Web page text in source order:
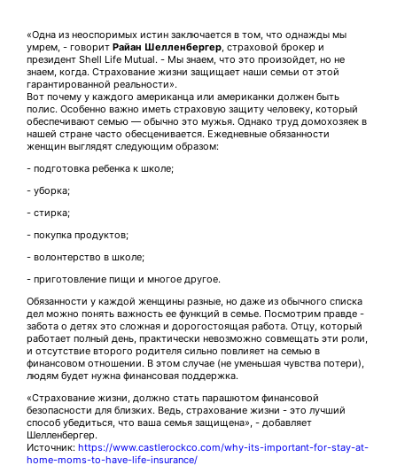
«Одна из неоспоримых истин заключается в том, что однажды мы
умрем, - говорит Райан Шелленбергер, страховой брокер и
президент Shell Life Mutual. - Мы знаем, что это произойдет, но не
знаем, когда. Страхование жизни защищает наши семьи от этой
гарантированной реальности».
Вот почему у каждого американца или американки должен быть
полис. Особенно важно иметь страховую защиту человеку, который
обеспечивают семью — обычно это мужья. Однако труд домохозяек в
нашей стране часто обесценивается. Ежедневные обязанности
женщин выглядят следующим образом:
- подготовка ребенка к школе;
- уборка;
- стирка;
- покупка продуктов;
- волонтерство в школе;
- приготовление пищи и многое другое.
Обязанности у каждой женщины разные, но даже из обычного списка
дел можно понять важность ее функций в семье. Посмотрим правде -
забота о детях это сложная и дорогостоящая работа. Отцу, который
работает полный день, практически невозможно совмещать эти роли,
и отсутствие второго родителя сильно повлияет на семью в
финансовом отношении. В этом случае (не уменьшая чувства потери),
людям будет нужна финансовая поддержка.
«Страхование жизни, должно стать парашютом финансовой
безопасности для близких. Ведь, страхование жизни - это лучший
способ убедиться, что ваша семья защищена», - добавляет
Шелленбергер.
Источник: https://www.castlerockco.com/why-its-important-for-stay-at-
home-moms-to-have-life-insurance/